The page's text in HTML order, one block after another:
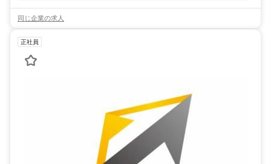
同じ企業の求人
正社員